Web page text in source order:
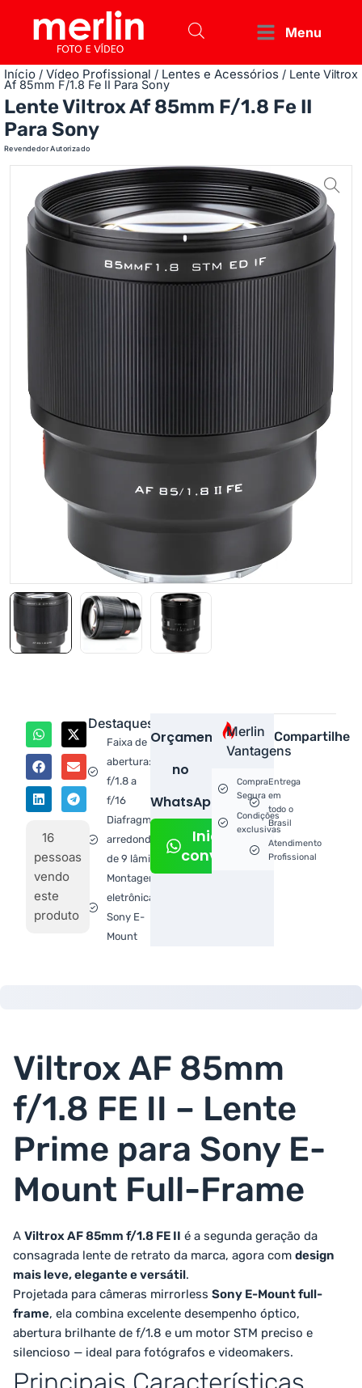
Menu
Início / Vídeo Profissional / Lentes e Acessórios / Lente Viltrox
Af 85mm F/1.8 Fe II Para Sony
Lente Viltrox Af 85mm F/1.8 Fe II
Para Sony
Revendedor Autorizado
Destaques
Faixa de
abertura:
f/1.8 a
f/16
Diafragma
arredondado
de 9 lâminas
Montagem
eletrônica
Sony E-
Mount
Orçamento
no
WhatsApp!
Iniciar
conversa
Compartilhe
16
pessoas
vendo
este
produto
Merlin
Vantagens
Compra
Segura
Condições
exclusivas
Entrega
em
todo o
Brasil
Atendimento
Profissional
Viltrox AF 85mm
f/1.8 FE II – Lente
Prime para Sony E-
Mount Full-Frame
A Viltrox AF 85mm f/1.8 FE II é a segunda geração da
consagrada lente de retrato da marca, agora com design
mais leve, elegante e versátil.
Projetada para câmeras mirrorless Sony E-Mount full-
frame, ela combina excelente desempenho óptico,
abertura brilhante de f/1.8 e um motor STM preciso e
silencioso — ideal para fotógrafos e videomakers.